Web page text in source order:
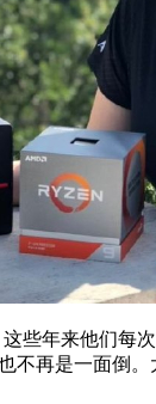
年来他们每次
不再是一面倒